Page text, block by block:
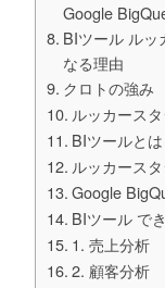
Google
BIツール ルッ
なる理由
クロトの強み
ルッカース
BIツールとは
ルッカース
Google
BIツール で
1. 売上分析
2. 顧客分析